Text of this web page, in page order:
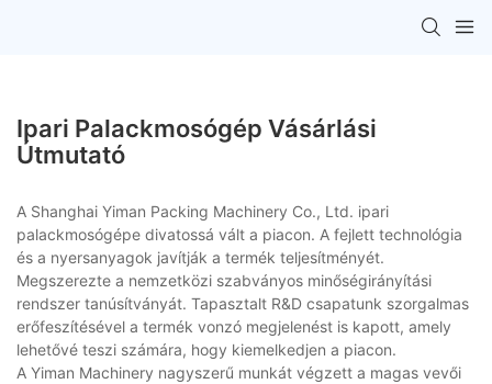
Ipari Palackmosógép Vásárlási
Útmutató
A Shanghai Yiman Packing Machinery Co., Ltd. ipari
palackmosógépe divatossá vált a piacon. A fejlett technológia
és a nyersanyagok javítják a termék teljesítményét.
Megszerezte a nemzetközi szabványos minőségirányítási
rendszer tanúsítványát. Tapasztalt R&D csapatunk szorgalmas
erőfeszítésével a termék vonzó megjelenést is kapott, amely
lehetővé teszi számára, hogy kiemelkedjen a piacon.
A Yiman Machinery nagyszerű munkát végzett a magas vevői